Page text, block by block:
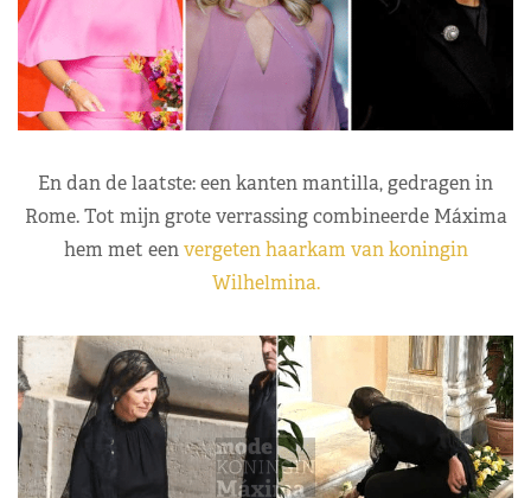
En dan de laatste: een kanten mantilla, gedragen in
Rome. Tot mijn grote verrassing combineerde Máxima
hem met eenvergeten haarkam van koningin
Wilhelmina.